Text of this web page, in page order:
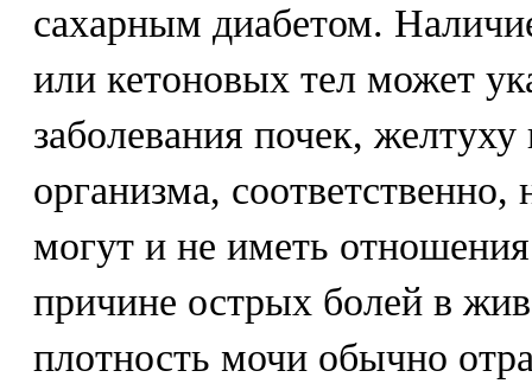
сахарным диабетом.
или кетоновых тел может
заболевания почек,
организма, соответственно,
могут и не иметь
причине острых болей в
плотность мочи обычно